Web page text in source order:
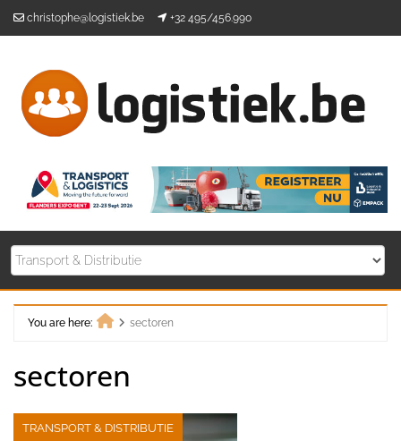
christophe@logistiek.be +32 495/456.990
You are here:
sectoren
sectoren
TRANSPORT & DISTRIBUTIE